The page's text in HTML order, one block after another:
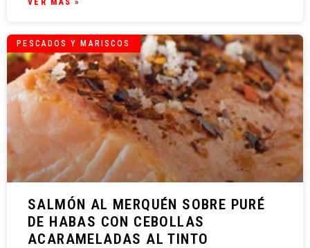
VER MÁS »
PESCADOS Y MARISCOS
SALMÓN AL MERQUÉN SOBRE PURÉ
DE HABAS CON CEBOLLAS
ACARAMELADAS AL TINTO